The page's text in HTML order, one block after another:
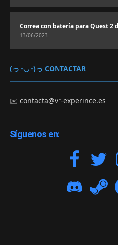
Correa con batería para Quest 2
13/06/2023
(っ◔◡◔)っ CONTACTAR
✉️contacta@vr-experince.es
Síguenos en: